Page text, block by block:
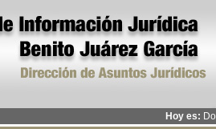
Hoy es: